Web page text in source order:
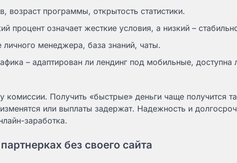
возраст программы, открытость статистики.
процент означает жесткие условия, а низкий –
менеджера, база знаний, чаты.
– адаптирован ли лендинг под мобильные, доступна
комиссии. Получить «быстрые» деньги чаще получится
или выплаты задержат. Надежность и
заработка.
без своего сайта